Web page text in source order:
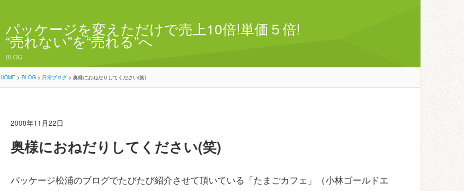
パッケージを変えただけで売上10倍!単価５倍!
“売れない”を“売れる”へ
BLOG
HOME > BLOG > 日常ブログ > 奥様におねだりしてください(笑)
2008年11月22日
奥様におねだりしてください(笑)
パッケージ松浦のブログでたびたび紹介させて頂いている 「たまごカフェ」（小林ゴールドエ